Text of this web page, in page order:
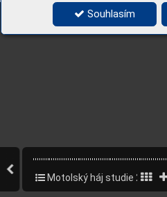
Souhlasím
Motolský háj studie 2022